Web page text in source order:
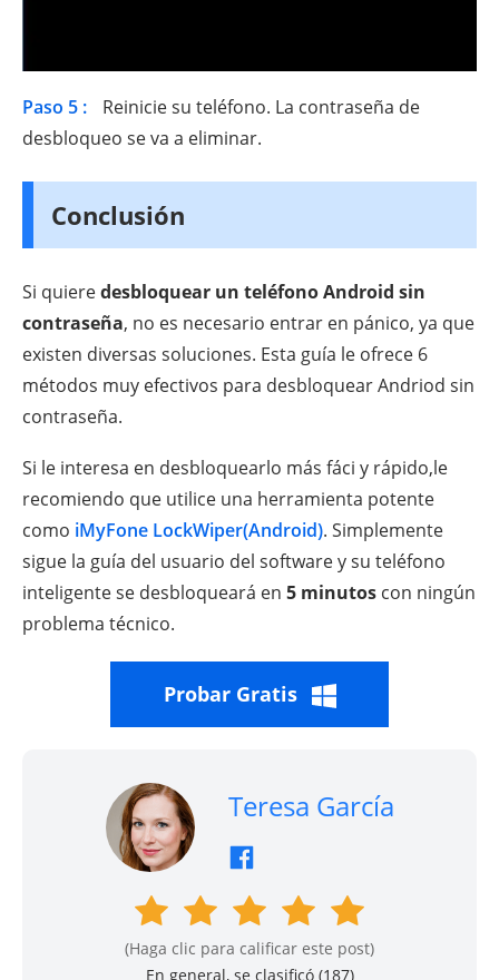
Paso 5 :
Reinicie su teléfono. La contraseña de
desbloqueo se va a eliminar.
Conclusión
Si quieredesbloquear un teléfono Android sin
contraseña, no es necesario entrar en pánico, ya que
existen diversas soluciones. Esta guía le ofrece 6
métodos muy efectivos para desbloquear Andriod sin
contraseña.
Si le interesa en desbloquearlo más fáci y rápido,le
recomiendo que utilice una herramienta potente
como iMyFone LockWiper(Android). Simplemente
sigue la guía del usuario del software y su teléfono
inteligente se desbloqueará en 5 minutos con ningún
problema técnico.
Probar Gratis
Teresa García
(Haga clic para calificar este post)
En general, se clasificó (187)